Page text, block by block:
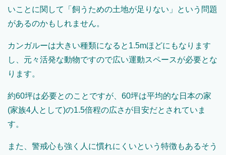
いことに関して「飼うための土地が足りない」という問題
があるのかもしれません。
カンガルーは大きい種類になると 1.5mほどにもなります
し、元々活発な動物ですので広い運動スペースが必要とな
ります。
約60坪は必要とのことですが、 60坪は平均的な日本の家
(家族4人として)の1.5倍程の広さが目安だとされていま
す。
また、警戒心も強く人に慣れにくいという特徴もあるそう